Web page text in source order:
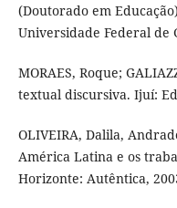
(Doutorado em
Universidade Federal de
MORAES, Roque;
textual discursiva. Ijuí:
OLIVEIRA, Dalila,
América Latina e os
Horizonte: Autêntica,